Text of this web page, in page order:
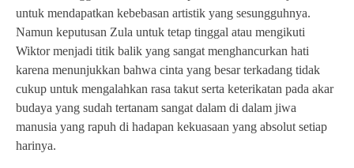
untuk mendapatkan kebebasan artistik yang sesungguhnya.
Namun keputusan Zula untuk tetap tinggal atau mengikuti
Wiktor menjadi titik balik yang sangat menghancurkan hati
karena menunjukkan bahwa cinta yang besar terkadang tidak
cukup untuk mengalahkan rasa takut serta keterikatan pada akar
budaya yang sudah tertanam sangat dalam di dalam jiwa
manusia yang rapuh di hadapan kekuasaan yang absolut setiap
harinya.